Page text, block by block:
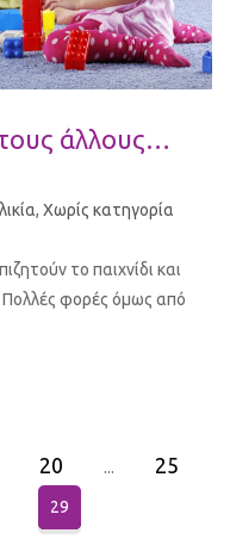
άλλους…
, Χωρίς κατηγορία
το παιχνίδι και
φορές όμως από
20 ...
25
29